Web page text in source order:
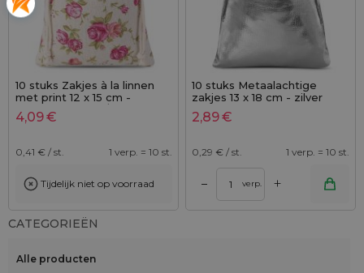
10 stuks Zakjes à la linnen
met print 12 x 15 cm -
natuurlijke kleur / rozen
4,09€
0,41 € / st. 1 verp. = 10 st.
Tijdelijk niet op voorraad
10 stuks Metaalachtige
zakjes 13 x 18 cm - zilver
metallic
2,89€
0,29 € / st. 1 verp. = 10 st.
– verp. +
CATEGORIEËN
Alle producten